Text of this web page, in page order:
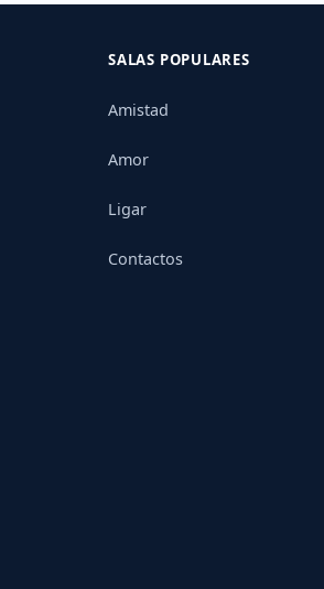
SALAS POPULARES
Amistad
Amor
Ligar
Contactos